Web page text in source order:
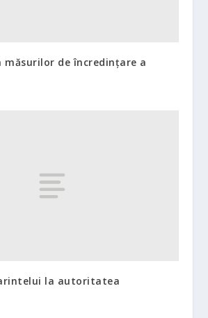
măsurilor de încredinţare a
la autoritatea